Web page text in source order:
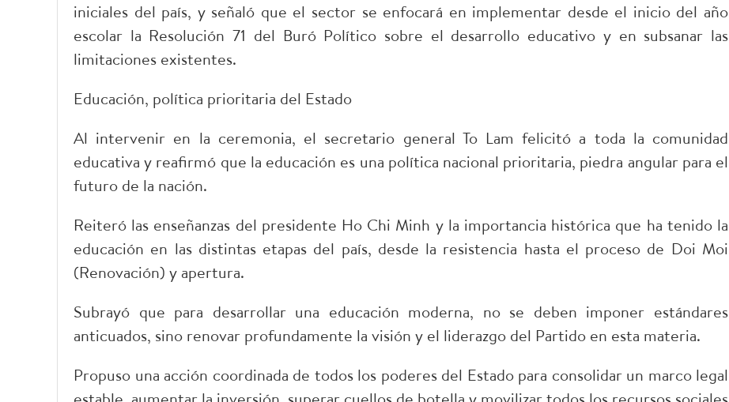
iniciales del país, y señaló que el sector se enfocará en implementar desde el inicio del año
escolar la Resolución 71 del Buró Político sobre el desarrollo educativo y en subsanar las
limitaciones existentes.
Educación, política prioritaria del Estado
Al intervenir en la ceremonia, el secretario general To Lam felicitó a toda la comunidad
educativa y reafirmó que la educación es una política nacional prioritaria, piedra angular para el
futuro de la nación.
Reiteró las enseñanzas del presidente Ho Chi Minh y la importancia histórica que ha tenido la
educación en las distintas etapas del país, desde la resistencia hasta el proceso de Doi Moi
(Renovación) y apertura.
Subrayó que para desarrollar una educación moderna, no se deben imponer estándares
anticuados, sino renovar profundamente la visión y el liderazgo del Partido en esta materia.
Propuso una acción coordinada de todos los poderes del Estado para consolidar un marco legal